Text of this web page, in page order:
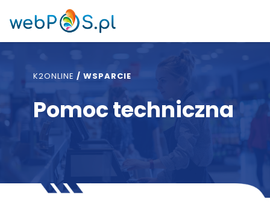
K2ONLINE/WSPARCIE
Pomoc techniczna